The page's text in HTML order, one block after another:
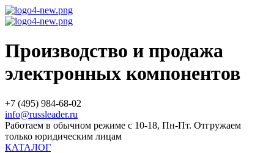
Производство и продажа
электронных компонентов
+7 (495) 984-68-02
info@russleader.ru
Работаем в обычном режиме с 10-18, Пн-Пт. Отгружаем
только юридическим лицам
КАТАЛОГ